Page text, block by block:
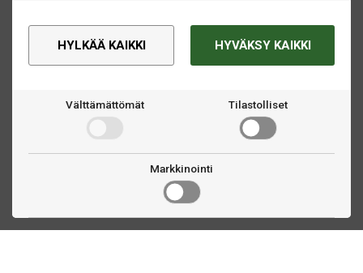
HYLKÄÄ KAIKKI HYVÄKSY KAIKKI
Välttämättömät Tilastolliset
Markkinointi